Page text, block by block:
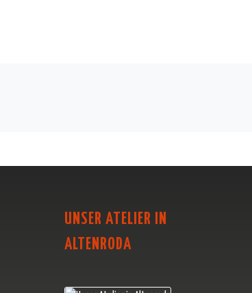
UNSER ATELIER IN
ALTENRODA